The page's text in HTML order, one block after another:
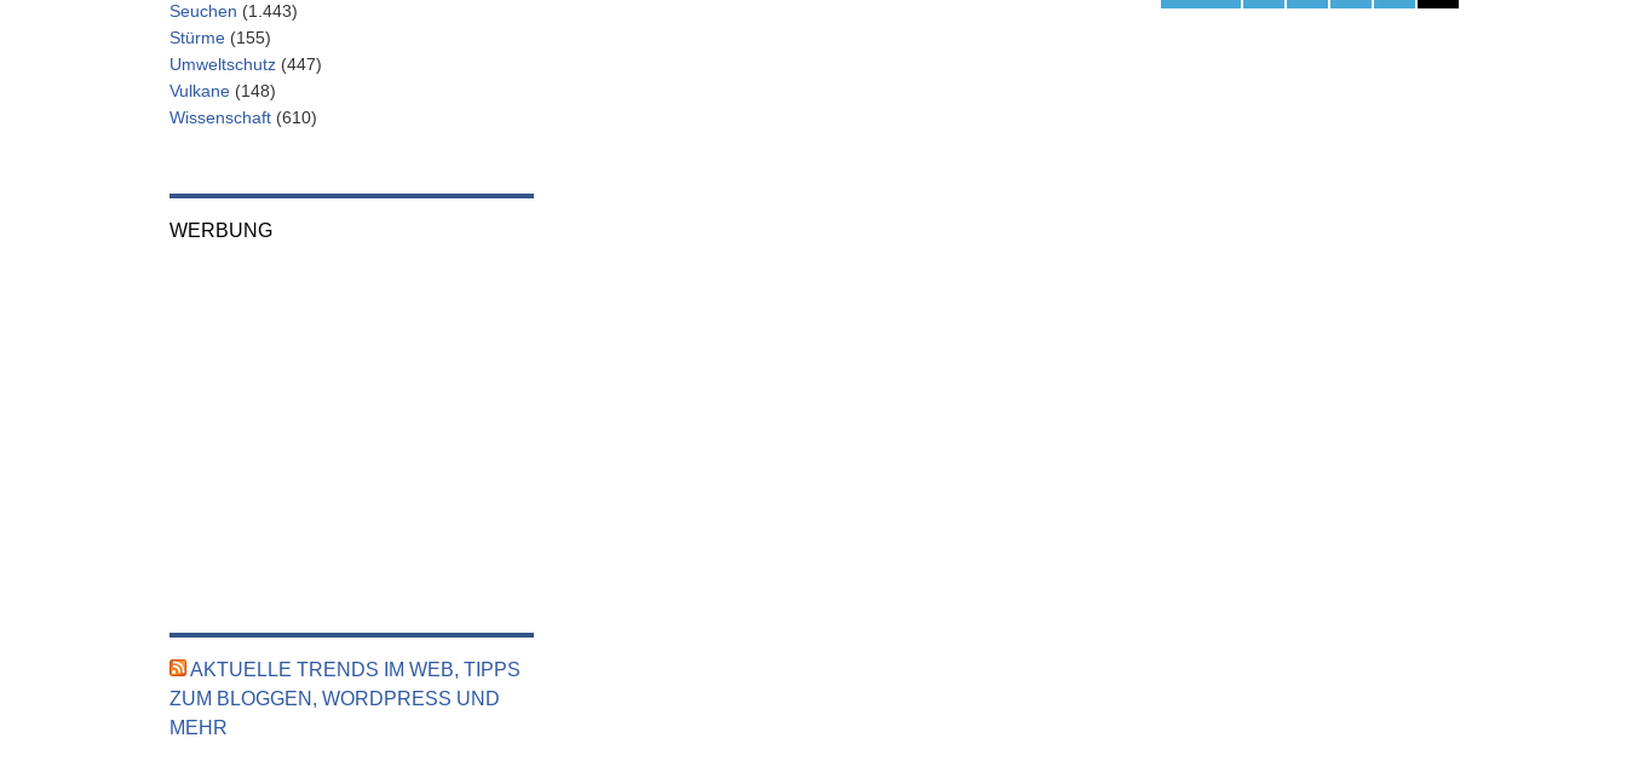
Seuchen (1.443)
Stürme (155)
Umweltschutz (447)
Vulkane (148)
Wissenschaft (610)
WERBUNG
AKTUELLE TRENDS IM WEB, TIPPS
ZUM BLOGGEN, WORDPRESS UND
MEHR